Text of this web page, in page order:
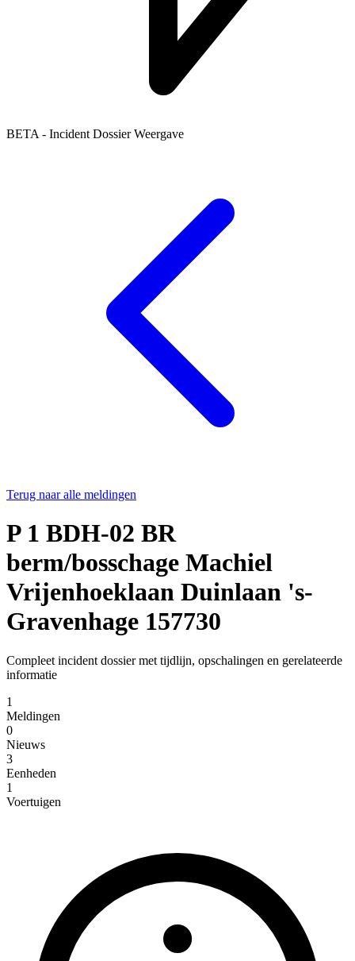
BETA - Incident Dossier Weergave
Terug naar alle meldingen
P 1 BDH-02 BR
berm/bosschage Machiel
Vrijenhoeklaan Duinlaan 's-
Gravenhage 157730
Compleet incident dossier met tijdlijn, opschalingen en gerelateerde
informatie
1
Meldingen
0
Nieuws
3
Eenheden
1
Voertuigen